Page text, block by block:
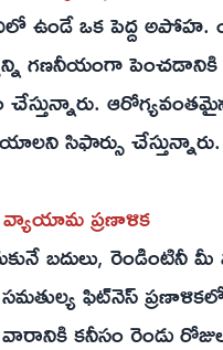
ఒక పెద్ద అపోహ.
గణనీయంగా
చేస్తున్నారు.
సిఫార్సు చేస్తున్నారు.
వ్యాయామ ప్రణాళిక
బదులు, రెండింటినీ
సమతుల్య ఫిట్‌నెస్
కనీసం రెండు రోజులు